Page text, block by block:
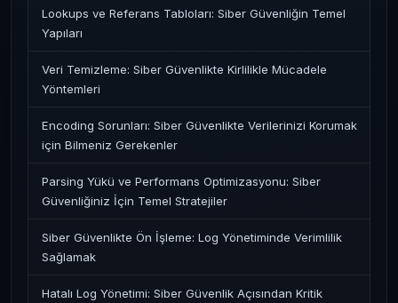
Lookups ve Referans Tabloları: Siber Güvenliğin Temel
Yapıları
Veri Temizleme: Siber Güvenlikte Kirlilikle Mücadele
Yöntemleri
Encoding Sorunları: Siber Güvenlikte Verilerinizi Korumak
için Bilmeniz Gerekenler
Parsing Yükü ve Performans Optimizasyonu: Siber
Güvenliğiniz İçin Temel Stratejiler
Siber Güvenlikte Ön İşleme: Log Yönetiminde Verimlilik
Sağlamak
Hatalı Log Yönetimi: Siber Güvenlik Açısından Kritik